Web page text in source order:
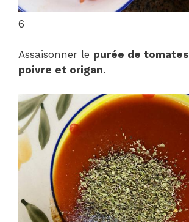
6
Assaisonner le purée de tomates
poivre et origan.